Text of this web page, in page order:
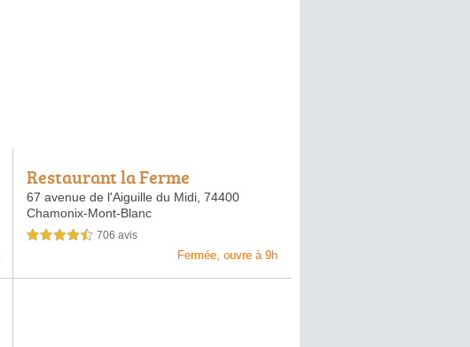
Restaurant la Ferme
67 avenue de l'Aiguille du Midi, 74400
Chamonix-Mont-Blanc
4,5 étoiles sur 5 706 avis
Fermée, ouvre à 9h